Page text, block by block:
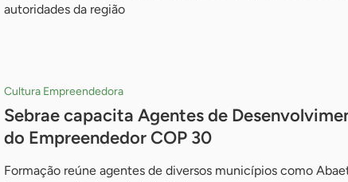
autoridades da região
Cultura Empreendedora
Sebrae capacita Agentes de
do Empreendedor COP 30
Formação reúne agentes de diversos municípios como